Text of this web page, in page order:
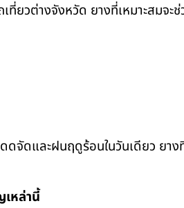
ยวต่างจังหวัด ยางที่เหมาะสมจะ
ดดจัดและฝนฤดูร้อนในวันเดียว
หล่านี้